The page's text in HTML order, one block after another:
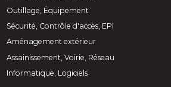
Outillage, Équipement
Sécurité, Contrôle d'accès, EPI
Aménagement extérieur
Assainissement, Voirie, Réseau
Informatique, Logiciels